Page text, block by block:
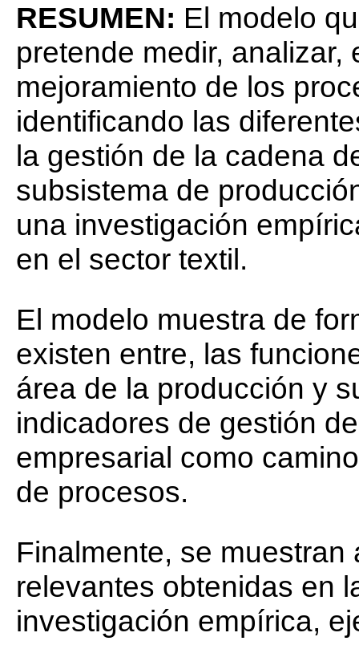
RESUMEN: El modelo
pretende medir, analizar,
mejoramiento de los
identificando las
la gestión de la cadena
subsistema de
una investigación
en el sector textil.
El modelo muestra de
existen entre, las
área de la producción y
indicadores de gestión
empresarial como
de procesos.
Finalmente, se
relevantes obtenidas en
investigación empírica,